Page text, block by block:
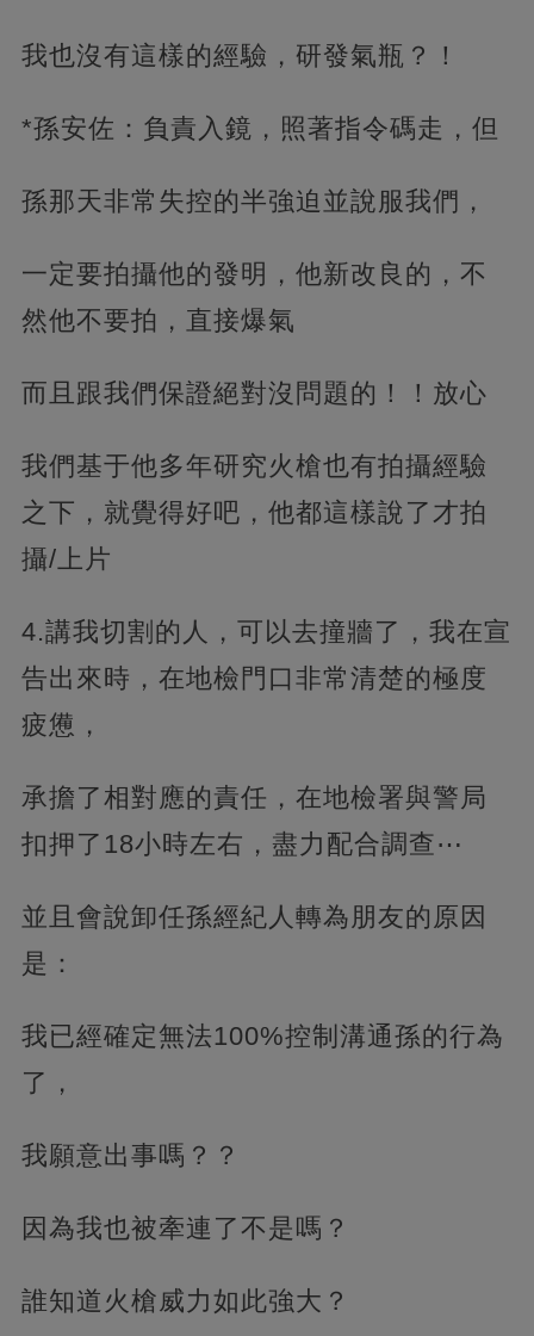
我也沒有這樣的經驗，研發氣瓶？！
*孫安佐：負責入鏡，照著指令碼走，但
孫那天非常失控的半強迫並說服我們，
一定要拍攝他的發明，他新改良的，不
然他不要拍，直接爆氣
而且跟我們保證絕對沒問題的！！放心
我們基于他多年研究火槍也有拍攝經驗
之下，就覺得好吧，他都這樣說了才拍
攝/上片
4.講我切割的人，可以去撞牆了，我在宣
告出來時，在地檢門口非常清楚的極度
疲憊，
承擔了相對應的責任，在地檢署與警局
扣押了18小時左右，盡力配合調查⋯
並且會說卸任孫經紀人轉為朋友的原因
是：
我已經確定無法100%控制溝通孫的行為
了，
我願意出事嗎？？
因為我也被牽連了不是嗎？
誰知道火槍威力如此強大？